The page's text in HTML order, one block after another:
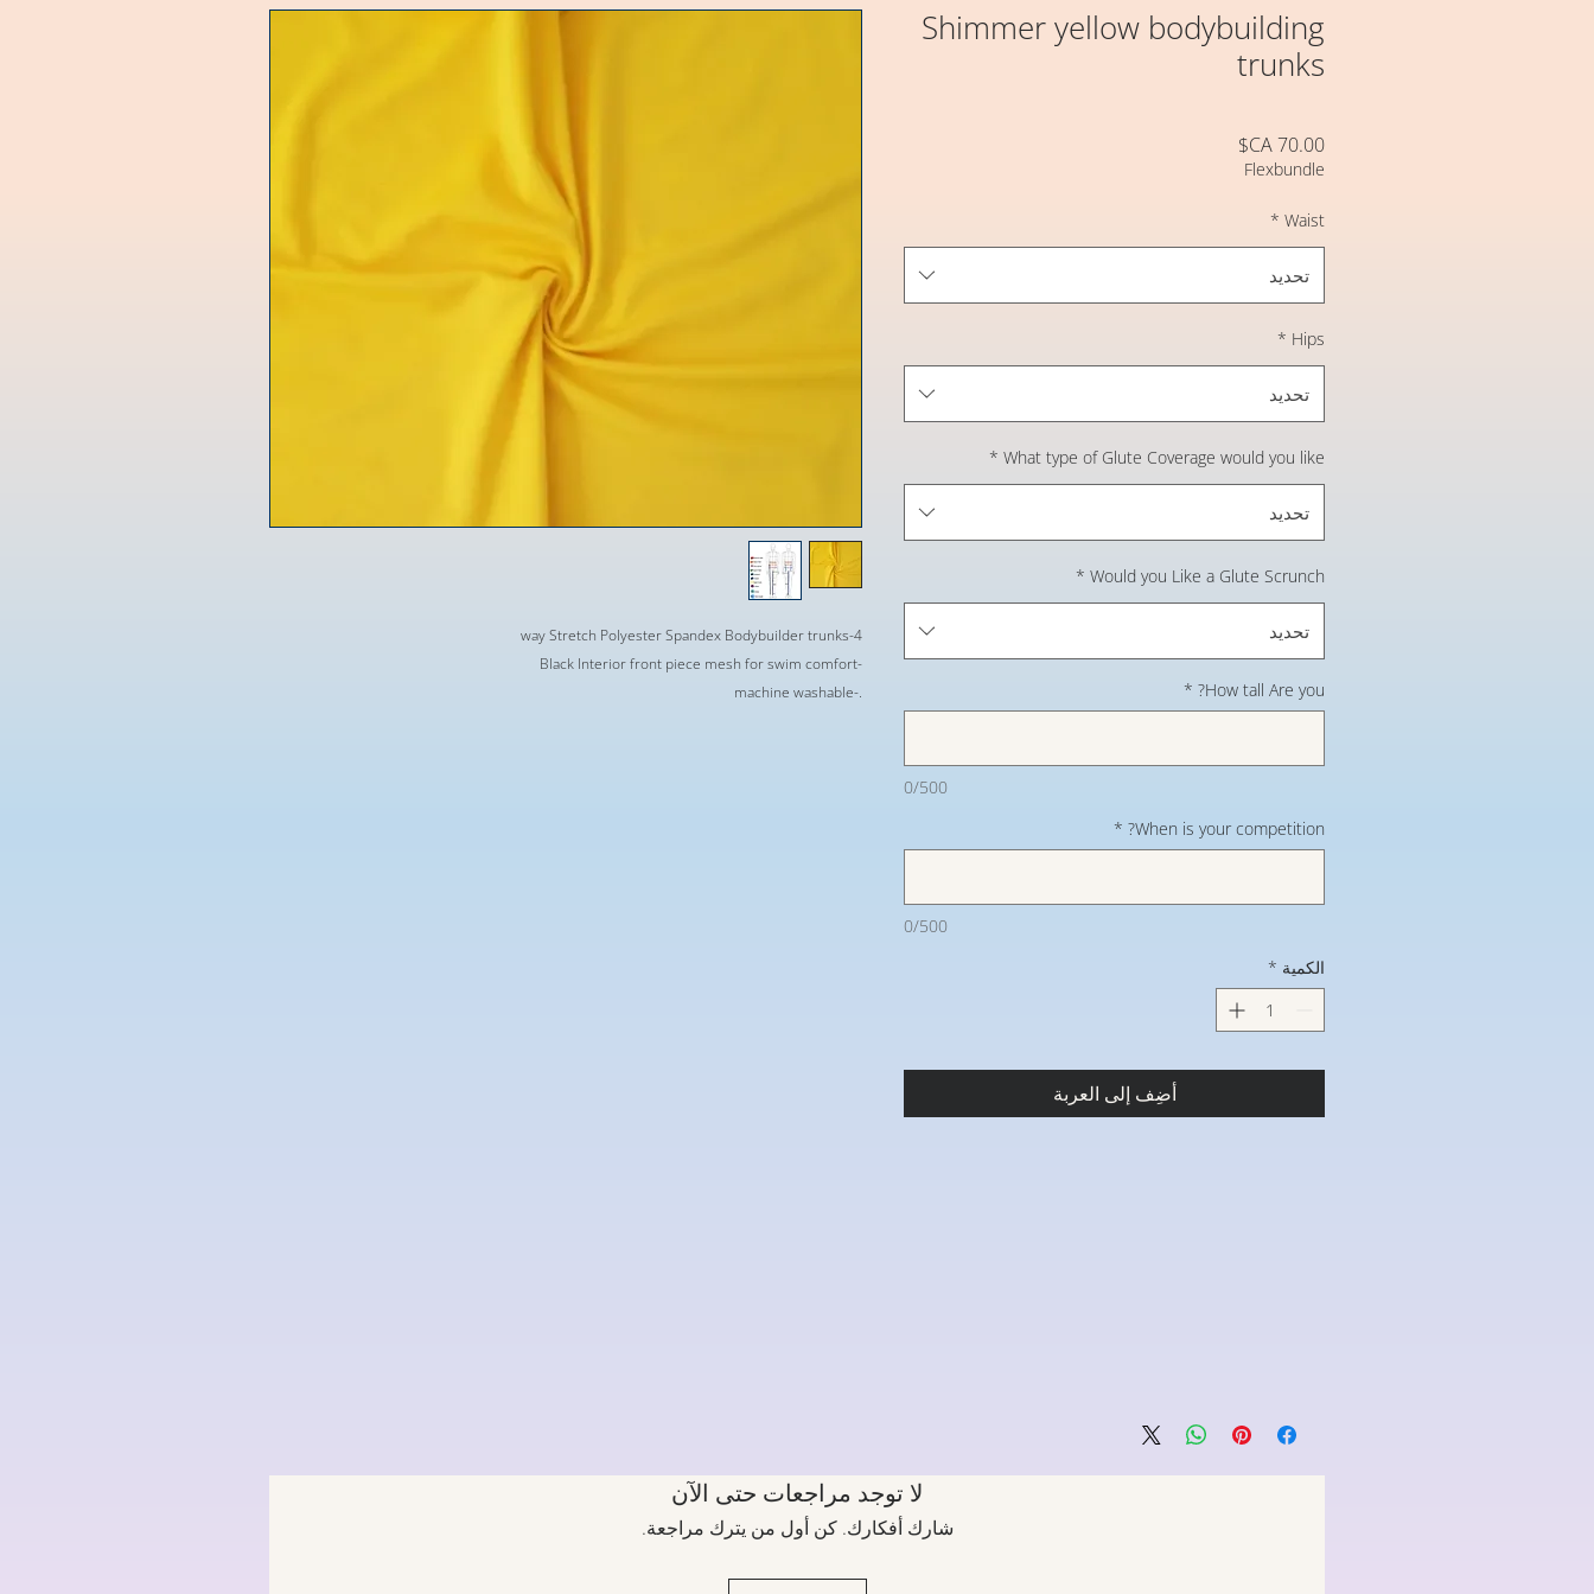
4-way Stretch Polyester Spandex Bodybuilder trunks
-Black Interior front piece mesh for swim comfort
.-machine washable
Shimmer yellow bodybuilding
trunks
Flexbundle
Waist
*
تحديد
Hips
*
تحديد
What type of Glute Coverage would you like
*
تحديد
Would you Like a Glute Scrunch
*
تحديد
How tall Are you?
*
0/500
When is your competition?
*
0/500
الكمية *
أضِف إلى العربة
لا توجد مراجعات حتى الآن
شارك أفكارك. كن أول من يترك مراجعة.